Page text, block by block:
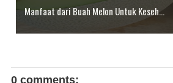
Manfaat dari Buah Melon Untuk Keseh...
0 comments: